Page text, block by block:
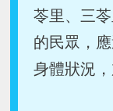
苓里、三
的民眾，
身體狀況，